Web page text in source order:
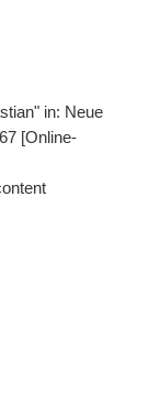
in: Neue
[Online-